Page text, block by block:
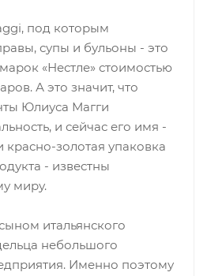
под которым
супы и бульоны - это
«Нестле» стоимостью
А это значит, что
Юлиуса Магги
и сейчас его имя -
красно-золотая упаковка
- известны
миру.
итальянского
небольшого
Именно поэтому